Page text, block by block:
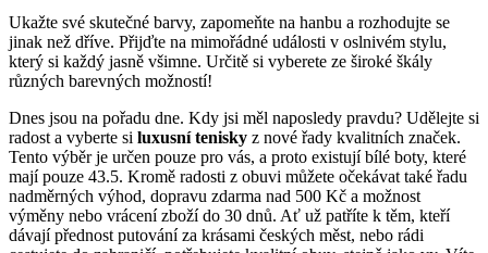
Ukažte své skutečné barvy, zapomeňte na hanbu a rozhodujte se
jinak než dříve. Přijďte na mimořádné události v oslnivém stylu,
který si každý jasně všimne. Určitě si vyberete ze široké škály
různých barevných možností!
Dnes jsou na pořadu dne. Kdy jsi měl naposledy pravdu? Udělejte si
radost a vyberte si luxusní tenisky z nové řady kvalitních značek.
Tento výběr je určen pouze pro vás, a proto existují bílé boty, které
mají pouze 43.5. Kromě radosti z obuvi můžete očekávat také řadu
nadměrných výhod, dopravu zdarma nad 500 Kč a možnost
výměny nebo vrácení zboží do 30 dnů. Ať už patříte k těm, kteří
dávají přednost putování za krásami českých měst, nebo rádi